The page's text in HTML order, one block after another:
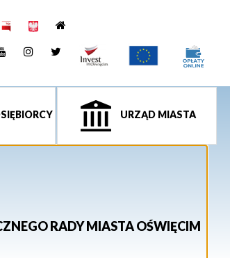
YouTUbeInstagramTwitter
URZĄD MIASTA
RADY MIASTA OŚWIĘCIM